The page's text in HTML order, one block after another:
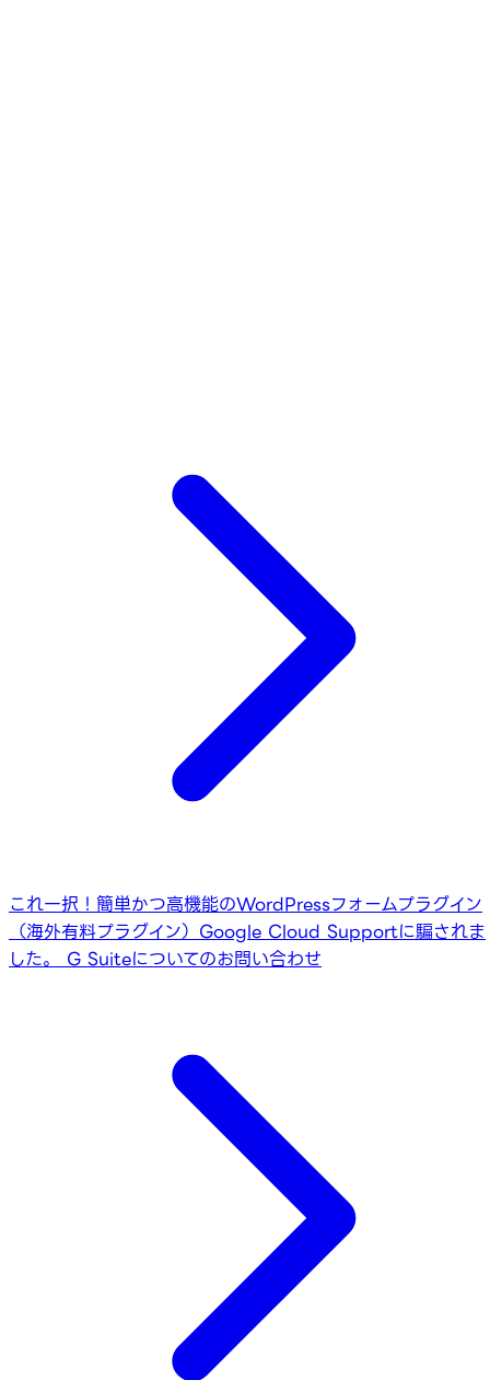
これ一択！簡単かつ高機能のWordPressフォームプラグイン
（海外有料プラグイン） Google Cloud Supportに騙されま
した。 G Suiteについてのお問い合わせ